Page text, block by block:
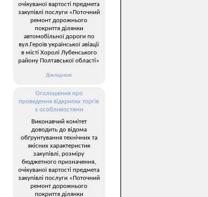
очікуваної вартості предмета
закупівлі послуги «Поточний
ремонт дорожнього
покриття ділянки
автомобільної дороги по
вул.Героїв української авіації
в місті Хоролі Лубенського
району Полтавської області»
Докладніше
Оголошення про
проведення відкритих торгів
з особливостями
Виконавчий комітет
доводить до відома
обґрунтування технічних та
якісних характеристик
закупівлі, розміру
бюджетного призначення,
очікуваної вартості предмета
закупівлі послуги «Поточний
ремонт дорожнього
покриття ділянки